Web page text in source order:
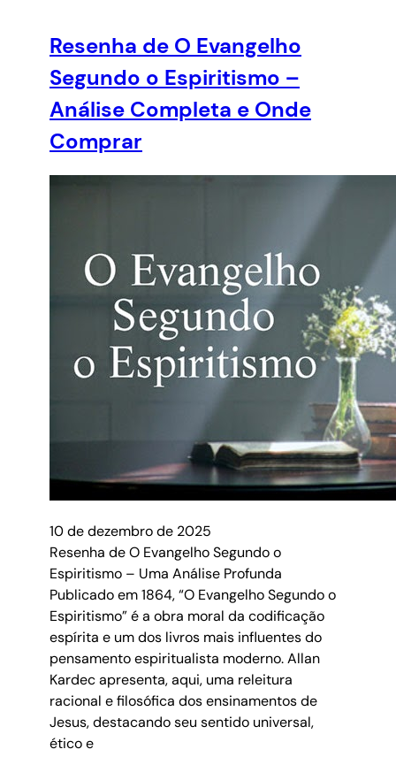
Resenha de O Evangelho
Segundo o Espiritismo –
Análise Completa e Onde
Comprar
10 de dezembro de 2025
Resenha de O Evangelho Segundo o
Espiritismo – Uma Análise Profunda
Publicado em 1864, “O Evangelho Segundo o
Espiritismo” é a obra moral da codificação
espírita e um dos livros mais influentes do
pensamento espiritualista moderno. Allan
Kardec apresenta, aqui, uma releitura
racional e filosófica dos ensinamentos de
Jesus, destacando seu sentido universal,
ético e